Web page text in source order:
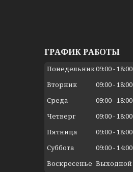
ГРАФИК РАБОТЫ
Понедельник09:00 18:00
Вторник
09:00 18:00
Среда
09:00 18:00
Четверг
09:00 18:00
Пятница
09:00 18:00
Суббота
09:00 14:00
Воскресенье Выходной